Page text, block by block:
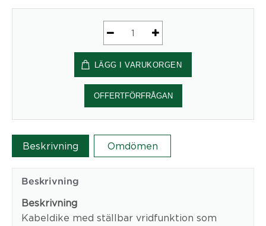
Kabeldike
Halfpipe
justerbart
mängd
LÄGG I VARUKORGEN
OFFERTFÖRFRÅGAN
Beskrivning Omdömen
Beskrivning
Beskrivning
Kabeldike med ställbar vridfunktion som